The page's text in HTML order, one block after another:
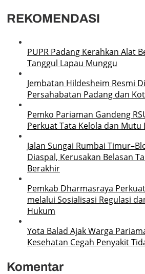
REKOMENDASI
PUPR Padang Kerahkan Alat
Tanggul Lapau Munggu
Jembatan Hildesheim Resmi
Persahabatan Padang dan
Pemko Pariaman Gandeng
Perkuat Tata Kelola dan Mutu
Jalan Sungai Rumbai
Diaspal, Kerusakan Belasan
Berakhir
Pemkab Dharmasraya
melalui Sosialisasi Regulasi
Hukum
Yota Balad Ajak Warga
Kesehatan Cegah Penyakit
Komentar